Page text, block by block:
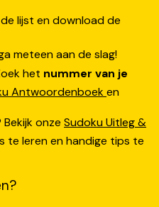
lijst en download de
meteen aan de slag!
het nummer van je
Antwoordenboeken
Bekijk onze Sudoku Uitleg &
te leren en handige tips te